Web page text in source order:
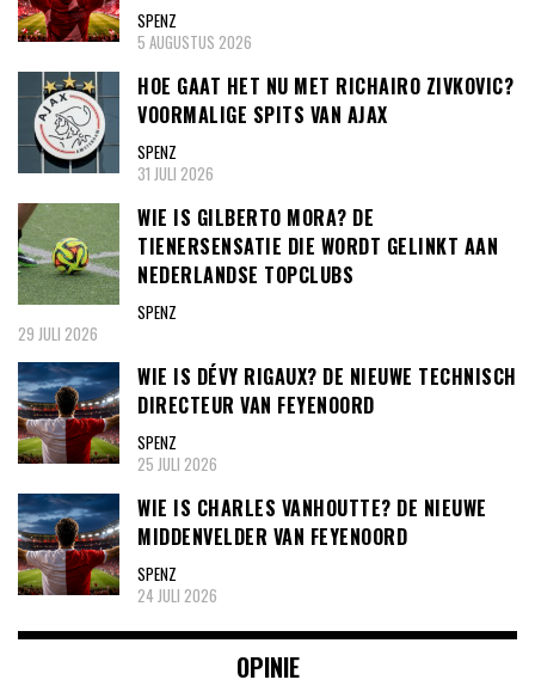
SPENZ
5 AUGUSTUS 2026
HOE GAAT HET NU MET RICHAIRO ZIVKOVIC?
VOORMALIGE SPITS VAN AJAX
SPENZ
31 JULI 2026
WIE IS GILBERTO MORA? DE
TIENERSENSATIE DIE WORDT GELINKT AAN
NEDERLANDSE TOPCLUBS
SPENZ
29 JULI 2026
WIE IS DÉVY RIGAUX? DE NIEUWE TECHNISCH
DIRECTEUR VAN FEYENOORD
SPENZ
25 JULI 2026
WIE IS CHARLES VANHOUTTE? DE NIEUWE
MIDDENVELDER VAN FEYENOORD
SPENZ
24 JULI 2026
OPINIE